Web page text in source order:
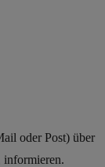
oder Post) über
informieren.